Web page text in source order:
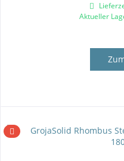
Aktueller